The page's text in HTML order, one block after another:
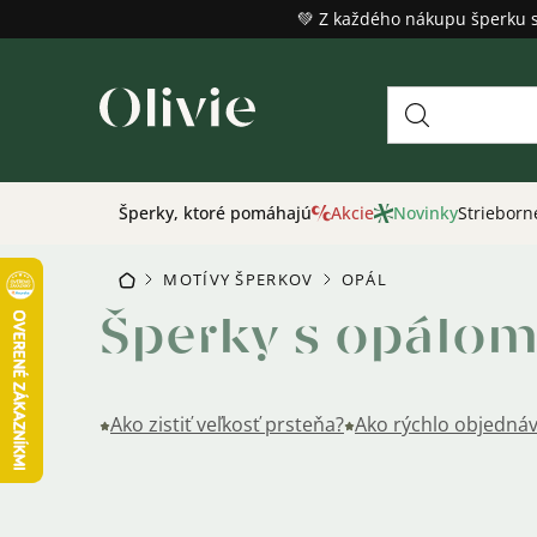
na
💚 Z každého nákupu šperku
Šperky, ktoré pomáhajú Akcie Novinky
DOMOVMOTÍVY ŠPERKOV OPÁL
Šperky s opálom
Ako zistiť veľkosť prsteňa? Ako rýchlo